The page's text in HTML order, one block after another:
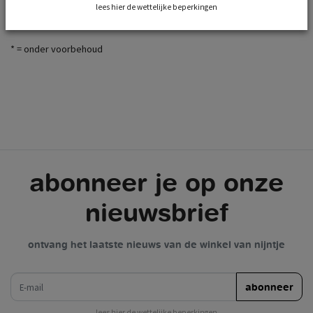
kerst - zaterdag 26 december: reguliere tijden
* = onder voorbehoud
abonneer je op onze
nieuwsbrief
ontvang het laatste nieuws van de winkel van nijntje
abonneer
lees hier de wettelijke beperkingen